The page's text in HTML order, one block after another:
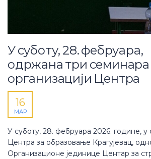
У суботу, 28. фебруара,
одржана три семинара
организацији Центра
16
МАР
У суботу, 28. фебруара 2026. године, у
Центра за образовање Крагујевац,
Организационе јединице Центар за